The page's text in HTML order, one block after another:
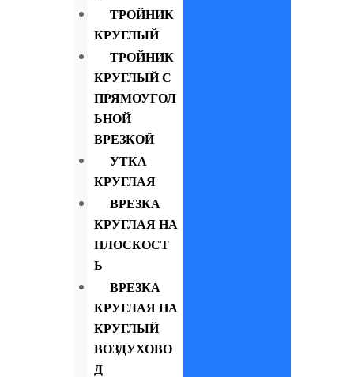
ТРОЙНИК
КРУГЛЫЙ
ТРОЙНИК
КРУГЛЫЙ С
ПРЯМОУГОЛ
ЬНОЙ
ВРЕЗКОЙ
УТКА
КРУГЛАЯ
ВРЕЗКА
КРУГЛАЯ НА
ПЛОСКОСТ
Ь
ВРЕЗКА
КРУГЛАЯ НА
КРУГЛЫЙ
ВОЗДУХОВО
Д